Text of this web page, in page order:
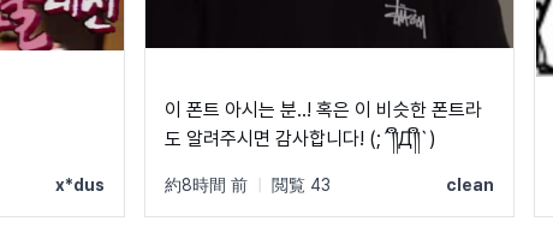
x*dus
이 폰트 아시는 분..! 혹은 이 비슷한 폰트라
도 알려주시면 감사합니다! (;´༎ຶД༎ຶ`)
約8時間 前 閲覧 43 clean